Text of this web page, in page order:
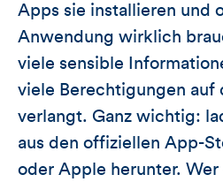
Apps sie installieren und
Anwendung wirklich
viele sensible
viele Berechtigungen auf
verlangt. Ganz wichtig:
aus den offiziellen App-
oder Apple herunter.